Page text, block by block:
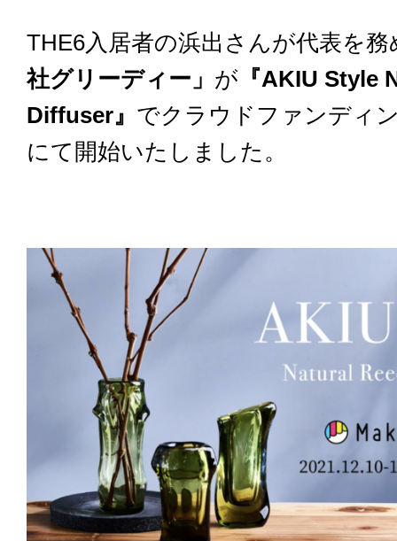
THE6入居者の浜出さんが代表を務
社グリーディー」 が 『AKIU Style
Diffuser』 でクラウドファンディ
にて開始いたしました。